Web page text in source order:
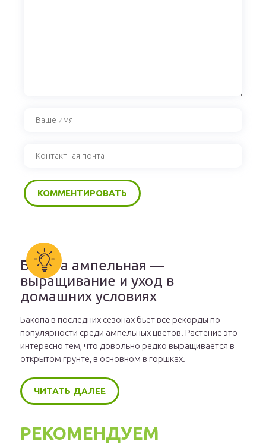
Бакопа ампельная —
выращивание и уход в
домашних условиях
Бакопа в последних сезонах бьет все рекорды по
популярности среди ампельных цветов. Растение это
интересно тем, что довольно редко выращивается в
открытом грунте, в основном в горшках.
ЧИТАТЬ ДАЛЕЕ
РЕКОМЕНДУЕМ